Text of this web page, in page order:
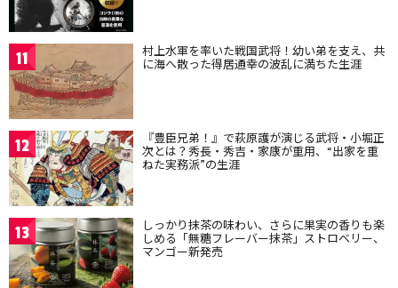
11 村上水軍を率いた戦国武将！幼い弟を支え、共
に海へ散った得居通幸の波乱に満ちた生涯
12 『豊臣兄弟！』で萩原護が演じる武将・小堀正
次とは？秀長・秀吉・家康が重用、“出家を重
ねた実務派”の生涯
13 しっかり抹茶の味わい、さらに果実の香りも楽
しめる「無糖フレーバー抹茶」ストロベリー、
マンゴー新発売